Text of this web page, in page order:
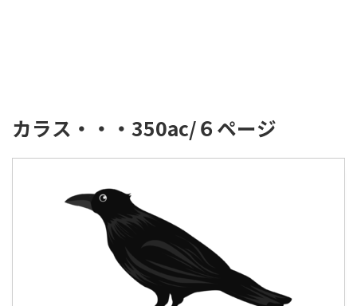
カラス・・・350ac/６ページ